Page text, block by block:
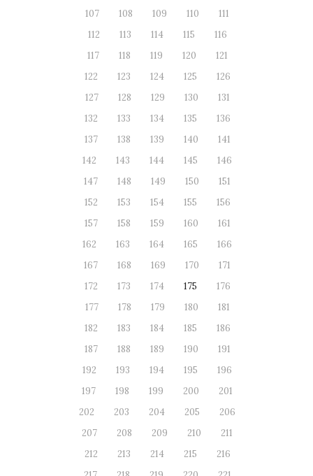
107
108 109 110
111
112
113 114 115
116
117
118 119 120
121
122
123 124 125
126
127
128 129 130
131
132
133 134 135
136
137
138 139 140
141
142
143 144 145
146
147
148 149 150
151
152
153 154 155
156
157
158 159 160
161
162
163 164 165
166
167
168 169 170
171
172
173 174 175
176
177
178 179 180
181
182
183 184 185
186
187
188 189 190
191
192
193 194 195
196
197
198 199 200
201
202
203 204 205
206
207
208 209 210
211
212
213 214 215
216